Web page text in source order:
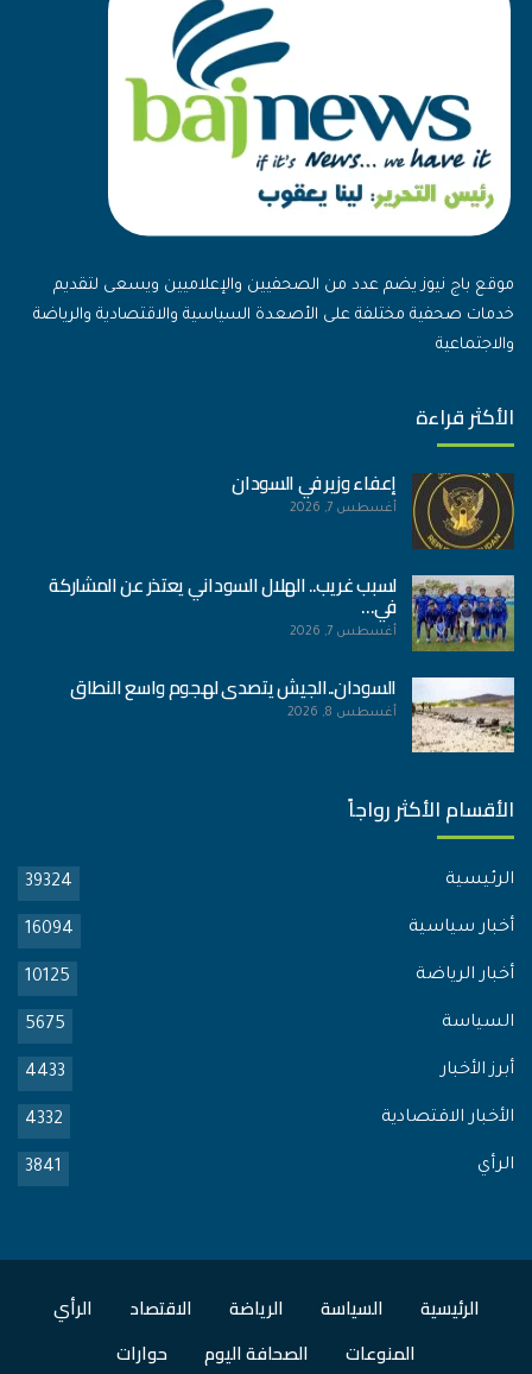
موقع باج نيوز يضم عدد من الصحفيين والإعلاميين ويسعى لتقديم
خدمات صحفية مختلفة على الأصعدة السياسية والاقتصادية والرياضة
والاجتماعية
الأكثر قراءة
إعفاء وزير في السودان
أغسطس 7, 2026
لسبب غريب.. الهلال السوداني يعتذر عن المشاركة
في…
أغسطس 7, 2026
السودان..الجيش يتصدى لهجوم واسع النطاق
أغسطس 8, 2026
الأقسام الأكثر رواجاً
الرئيسية 39324
أخبار سياسية 16094
أخبار الرياضة 10125
السياسة 5675
أبرز الأخبار 4433
الأخبار الاقتصادية 4332
الرأي 3841
الرئيسية السياسة الرياضة الاقتصاد
الرأي
المنوعات
الصحافة اليوم حوارات